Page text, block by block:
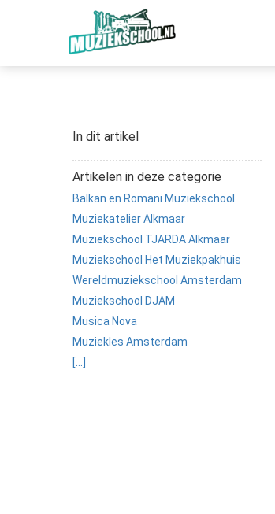
In dit artikel
Artikelen in deze categorie
Balkan en Romani Muziekschool
Muziekatelier Alkmaar
Muziekschool TJARDA Alkmaar
Muziekschool Het Muziekpakhuis
Wereldmuziekschool Amsterdam
Muziekschool DJAM
Musica Nova
Muziekles Amsterdam
[...]